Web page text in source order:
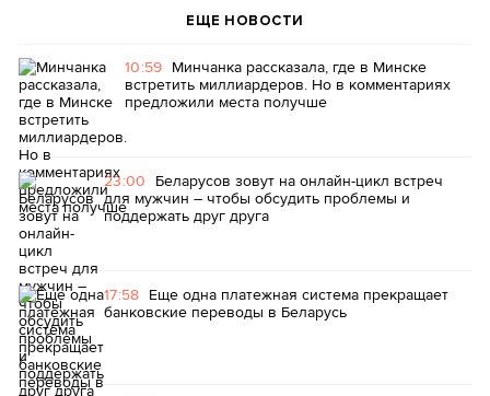
ЕЩЕ НОВОСТИ
10:59 Минчанка рассказала, где в Минске
встретить миллиардеров. Но в комментариях
предложили места получше
23:00 Беларусов зовут на онлайн-цикл встреч
для мужчин – чтобы обсудить проблемы и
поддержать друг друга
17:58 Еще одна платежная система прекращает
банковские переводы в Беларусь